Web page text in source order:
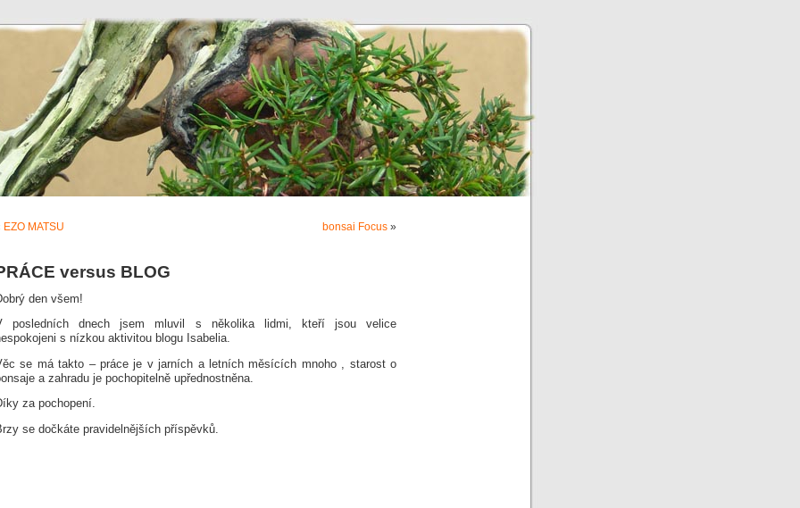
EZO MATSU bonsai Focus »
versus BLOG
den všem!
posledních dnech jsem mluvil s několika lidmi, kteří jsou velice
s nízkou aktivitou blogu Isabelia.
se má takto – práce je v jarních a letních měsících mnoho , starost o
a zahradu je pochopitelně upřednostněna.
za pochopení.
se dočkáte pravidelnějších příspěvků.